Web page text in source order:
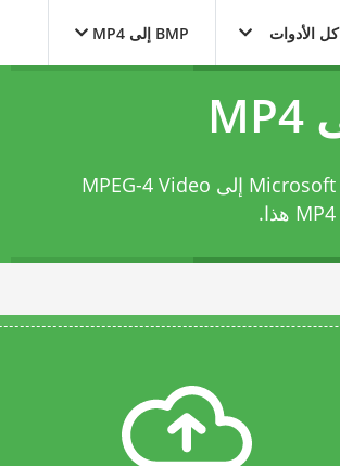
كل الأدوات BMP إلى MP4
حوّل ملفك من Microsoft Windows bitmap إلى MPEG-4 Video
هذا.